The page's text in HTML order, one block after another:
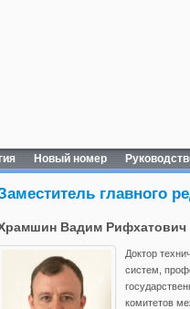
Новый номер
главного
Вадим Рифхатович
Доктор
систем,
комитетов